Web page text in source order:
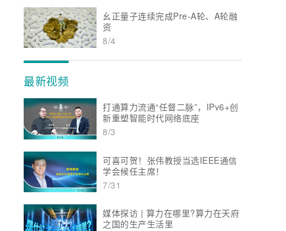
幺正量子连续完成Pre-A轮、A轮融
资
8/4
最新视频
打通算力流通“任督二脉”，IPv6+创
新重塑智能时代网络底座
8/3
可喜可贺！张伟教授当选IEEE通信
学会候任主席！
7/31
媒体探访 | 算力在哪里?算力在天府
之国的生产生活里